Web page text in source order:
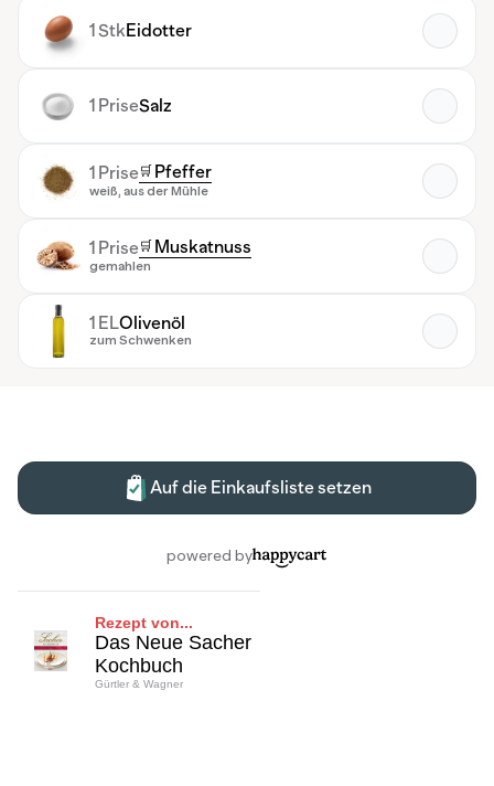
Rezept von...
Das Neue Sacher
Kochbuch
Gürtler & Wagner